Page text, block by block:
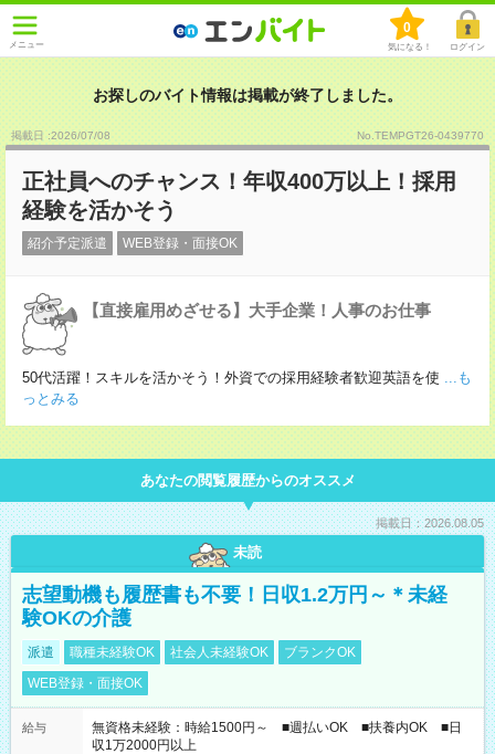
メニュー
0
気になる！ ログイン
お探しのバイト情報は掲載が終了しました。
掲載日 :2026/07/08 No.TEMPGT26-0439770
正社員へのチャンス！年収400万以上！採用
経験を活かそう
紹介予定派遣 WEB登録・面接OK
【直接雇用めざせる】大手企業！人事のお仕事
50代活躍！スキルを活かそう！外資での採用経験者歓迎英語を使 ...も
っとみる
あなたの閲覧履歴からのオススメ
掲載日：2026.08.05
未読
志望動機も履歴書も不要！日収1.2万円～＊未経
験OKの介護
派遣 職種未経験OK 社会人未経験OK
ブランクOK
WEB登録・面接OK
給与
無資格未経験：時給1500円～ ■週払いOK ■扶養内OK ■日
収1万2000円以上